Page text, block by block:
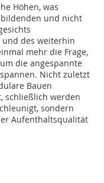
Höhen, was
und nicht
des weiterhin
mehr die Frage,
die angespannte
Nicht zuletzt
Bauen
schließlich werden
sondern
Aufenthaltsqualität